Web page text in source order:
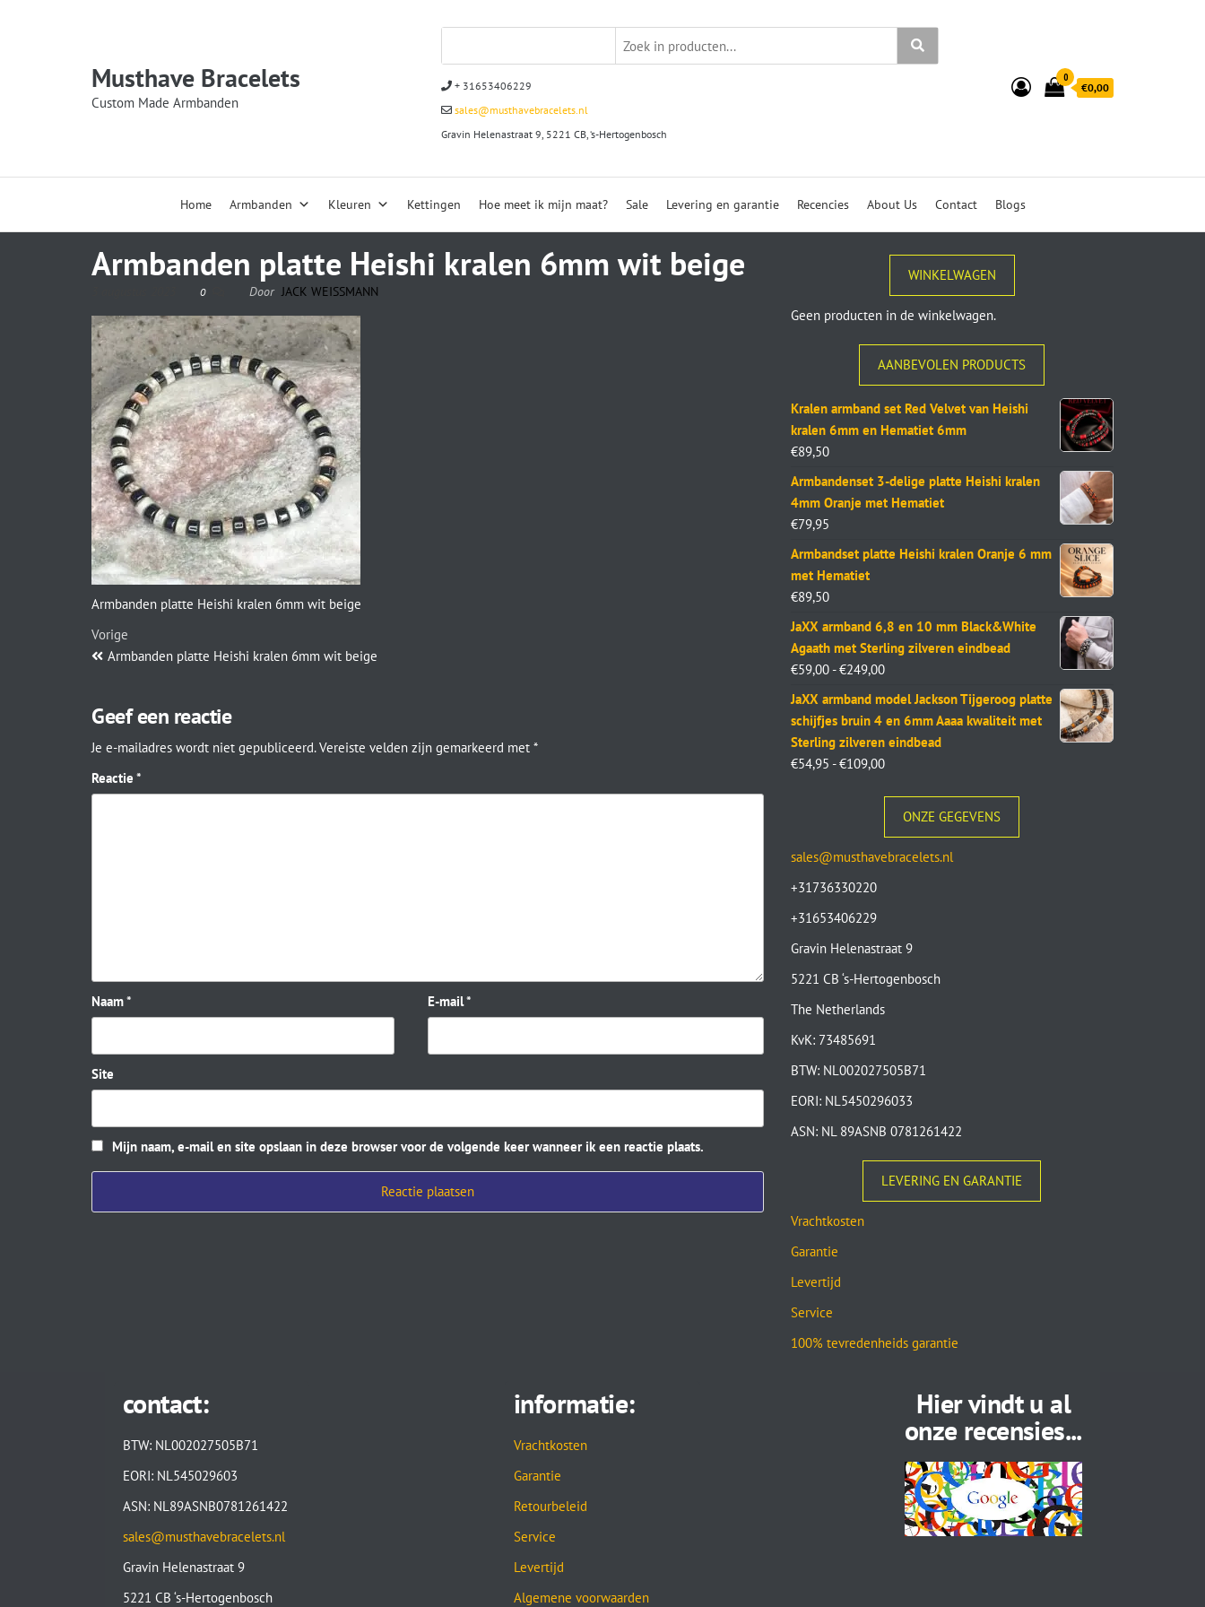
Musthave Bracelets
Custom Made Armbanden
+ 31653406229
sales@musthavebracelets.nl
Gravin Helenastraat 9, 5221 CB, ‘s-Hertogenbosch
0
€0,00
Home Armbanden Kleuren Kettingen Hoe meet ik mijn maat? Sale Levering en garantie Recencies About Us Contact Blogs
Armbanden platte Heishi kralen 6mm wit beige
0 Door JACK WEISSMANN
Armbanden platte Heishi kralen 6mm wit beige
Vorige
Armbanden platte Heishi kralen 6mm wit beige
Geef een reactie
Je e-mailadres wordt niet gepubliceerd. Vereiste velden zijn gemarkeerd met *
Reactie *
Naam* E-mail*
Site
Mijn naam, e-mail en site opslaan in deze browser voor de volgende keer wanneer ik een reactie plaats.
WINKELWAGEN
Geen producten in de winkelwagen.
AANBEVOLEN PRODUCTS
Kralen armband set Red Velvet van Heishi
kralen 6mm en Hematiet 6mm
€89,50
Armbandenset 3-delige platte Heishi kralen
4mm Oranje met Hematiet
€79,95
Armbandset platte Heishi kralen Oranje 6 mm
met Hematiet
€89,50
JaXX armband 6,8 en 10 mm Black&White
Agaath met Sterling zilveren eindbead
€59,00 - €249,00
JaXX armband model Jackson Tijgeroog platte
schijfjes bruin 4 en 6mm Aaaa kwaliteit met
Sterling zilveren eindbead
€54,95 - €109,00
ONZE GEGEVENS
sales@musthavebracelets.nl
+31736330220
+31653406229
Gravin Helenastraat 9
5221 CB ‘s-Hertogenbosch
The Netherlands
KvK: 73485691
BTW: NL002027505B71
EORI: NL5450296033
ASN: NL 89ASNB 0781261422
LEVERING EN GARANTIE
Vrachtkosten
Garantie
Levertijd
Service
100% tevredenheids garantie
contact:
BTW: NL002027505B71
EORI: NL545029603
ASN: NL89ASNB0781261422
sales@musthavebracelets.nl
Gravin Helenastraat 9
5221 CB ‘s-Hertogenbosch
informatie:
Vrachtkosten
Garantie
Retourbeleid
Service
Levertijd
Algemene voorwaarden
Hier vindt u al
onze recensies...